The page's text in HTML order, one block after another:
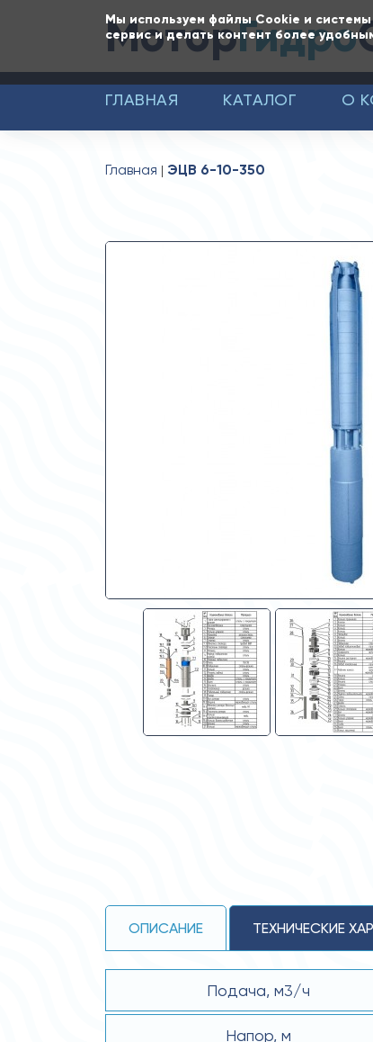
Мы используем файлы Cookie и
сервис и делать контент более
МоторГидро
ГЛАВНАЯ КАТАЛОГ О
Главная ЭЦВ 6-10-350
ОПИСАНИЕ ТЕХНИЧЕСКИЕ
Подача, м3/ч
Напор, м